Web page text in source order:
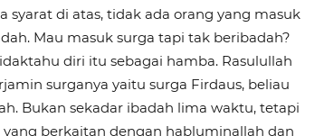
syarat di atas, tidak ada orang yang masuk
Mau masuk surga tapi tak beribadah?
diri itu sebagai hamba. Rasulullah
surganya yaitu surga Firdaus, beliau
Bukan sekadar ibadah lima waktu, tetapi
berkaitan dengan habluminallah dan